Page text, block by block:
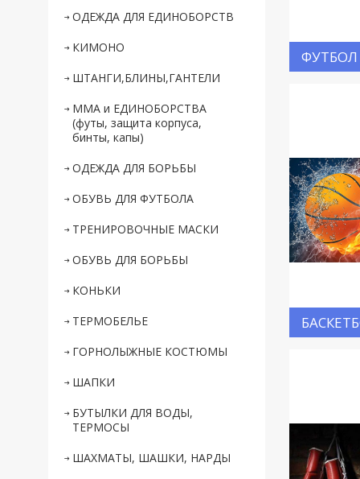
ФУТБОЛ
ОДЕЖДА ДЛЯ ЕДИНОБОРСТВ
КИМОНО
ШТАНГИ,БЛИНЫ,ГАНТЕЛИ
ММА и ЕДИНОБОРСТВА
(футы, защита корпуса,
бинты, капы)
ОДЕЖДА ДЛЯ БОРЬБЫ
ОБУВЬ ДЛЯ ФУТБОЛА
ТРЕНИРОВОЧНЫЕ МАСКИ
ОБУВЬ ДЛЯ БОРЬБЫ
КОНЬКИ
ТЕРМОБЕЛЬЕ
ГОРНОЛЫЖНЫЕ КОСТЮМЫ
ШАПКИ
БУТЫЛКИ ДЛЯ ВОДЫ,
ТЕРМОСЫ
ШАХМАТЫ, ШАШКИ, НАРДЫ